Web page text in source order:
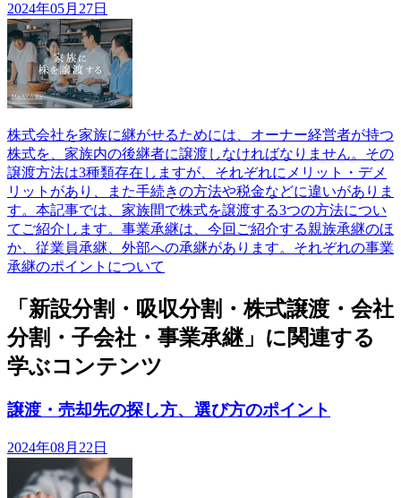
2024年05月27日
株式会社を家族に継がせるためには、オーナー経営者が持つ
株式を、家族内の後継者に譲渡しなければなりません。その
譲渡方法は3種類存在しますが、それぞれにメリット・デメ
リットがあり、また手続きの方法や税金などに違いがありま
す。本記事では、家族間で株式を譲渡する3つの方法につい
てご紹介します。事業承継は、今回ご紹介する親族承継のほ
か、従業員承継、外部への承継があります。それぞれの事業
承継のポイントについて
「新設分割・吸収分割・株式譲渡・会社
分割・子会社・事業承継」に関連する
学ぶコンテンツ
譲渡・売却先の探し方、選び方のポイント
2024年08月22日